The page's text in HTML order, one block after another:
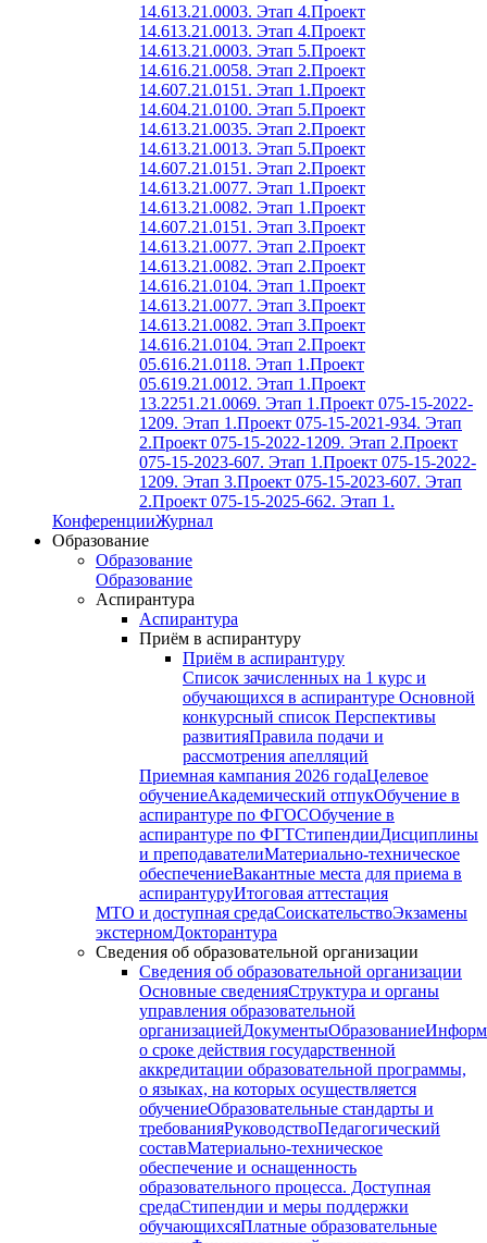
14.613.21.0003. Этап 4.Проект
14.613.21.0013. Этап 4.Проект
14.613.21.0003. Этап 5.Проект
14.616.21.0058. Этап 2.Проект
14.607.21.0151. Этап 1.Проект
14.604.21.0100. Этап 5.Проект
14.613.21.0035. Этап 2.Проект
14.613.21.0013. Этап 5.Проект
14.607.21.0151. Этап 2.Проект
14.613.21.0077. Этап 1.Проект
14.613.21.0082. Этап 1.Проект
14.607.21.0151. Этап 3.Проект
14.613.21.0077. Этап 2.Проект
14.613.21.0082. Этап 2.Проект
14.616.21.0104. Этап 1.Проект
14.613.21.0077. Этап 3.Проект
14.613.21.0082. Этап 3.Проект
14.616.21.0104. Этап 2.Проект
05.616.21.0118. Этап 1.Проект
05.619.21.0012. Этап 1.Проект
13.2251.21.0069. Этап 1.Проект 075-15-2022-
1209. Этап 1.Проект 075-15-2021-934. Этап
2.Проект 075-15-2022-1209. Этап 2.Проект
075-15-2023-607. Этап 1.Проект 075-15-2022-
1209. Этап 3.Проект 075-15-2023-607. Этап
2.Проект 075-15-2025-662. Этап 1.
КонференцииЖурнал
Образование
Образование
Образование
Аспирантура
Аспирантура
Приём в аспирантуру
Приём в аспирантуру
Список зачисленных на 1 курс и
обучающихся в аспирантуре Основной
конкурсный список Перспективы
развитияПравила подачи и
рассмотрения апелляций
Приемная кампания 2026 годаЦелевое
обучениеАкадемический отпукОбучение в
аспирантуре по ФГОСОбучение в
аспирантуре по ФГТСтипендииДисциплины
и преподавателиМатериально-техническое
обеспечениеВакантные места для приема в
аспирантуруИтоговая аттестация
МТО и доступная средаСоискательствоЭкзамены
экстерномДокторантура
Сведения об образовательной организации
Сведения об образовательной организации
Основные сведенияСтруктура и органы
управления образовательной
организациейДокументыОбразование
о сроке действия государственной
аккредитации образовательной программы,
о языках, на которых осуществляется
обучениеОбразовательные стандарты и
требованияРуководствоПедагогический
составМатериально-техническое
обеспечение и оснащенность
образовательного процесса. Доступная
средаСтипендии и меры поддержки
обучающихсяПлатные образовательные